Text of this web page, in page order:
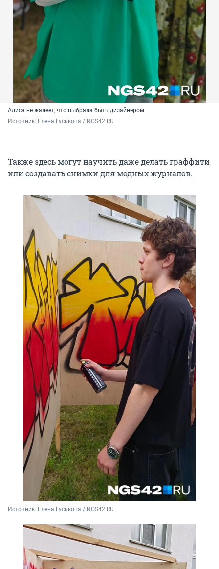
Алиса не жалеет, что выбрала быть дизайнером
Источник: Елена Гуськова / NGS42.RU
Также здесь могут научить даже делать граффити
или создавать снимки для модных журналов.
Источник: Елена Гуськова / NGS42.RU